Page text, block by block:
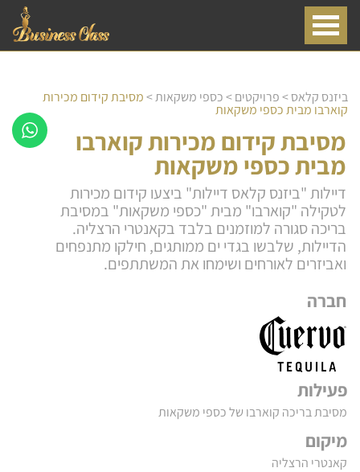
ביזנס קלאס>פרויקטים>כספי משקאות>מסיבת קידום מכירות
קוארבו מבית כספי משקאות
מסיבת קידום מכירות קוארבו
מבית כספי משקאות
דיילות "ביזנס קלאס דיילות" ביצעו קידום מכירות
לטקילה "קוארבו" מבית "כספי משקאות" במסיבת
בריכה סגורה למוזמנים בלבד בקאנטרי הרצליה.
הדיילות, שלבשו בגדי ים ממותגים, חילקו מתנפחים
ואביזרים לאורחים ושימחו את המשתתפים.
חברה
פעילות
מסיבת בריכה קוארבו של כספי משקאות
מיקום
קאנטרי הרצליה